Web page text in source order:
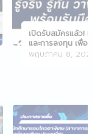
เปิดรับสมัครแล้ว!
และการลงทุน เพื่
and Investment
พฤษภาคม 8,